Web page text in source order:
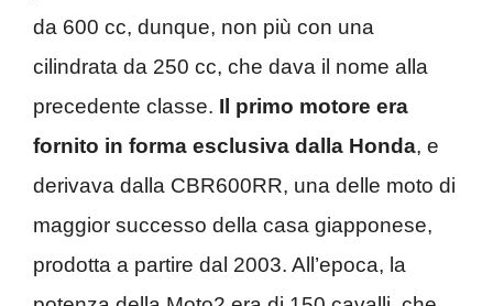
da 600 cc, dunque, non più con una
cilindrata da 250 cc, che dava il nome alla
precedente classe. Il primo motore era
fornito in forma esclusiva dalla Honda, e
derivava dalla CBR600RR, una delle moto di
maggior successo della casa giapponese,
prodotta a partire dal 2003. All’epoca, la